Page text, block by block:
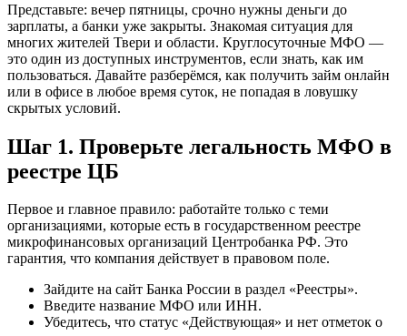
Представьте: вечер пятницы, срочно нужны деньги до
зарплаты, а банки уже закрыты. Знакомая ситуация для
многих жителей Твери и области. Круглосуточные МФО —
это один из доступных инструментов, если знать, как им
пользоваться. Давайте разберёмся, как получить займ онлайн
или в офисе в любое время суток, не попадая в ловушку
скрытых условий.
Шаг 1. Проверьте легальность МФО в
реестре ЦБ
Первое и главное правило: работайте только с теми
организациями, которые есть в государственном реестре
микрофинансовых организаций Центробанка РФ. Это
гарантия, что компания действует в правовом поле.
Зайдите на сайт Банка России в раздел «Реестры».
Введите название МФО или ИНН.
Убедитесь, что статус «Действующая» и нет отметок о